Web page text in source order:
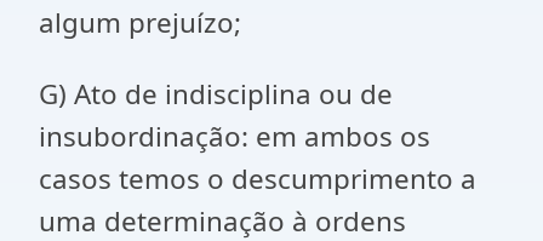
algum prejuízo;
G) Ato de indisciplina ou de
insubordinação: em ambos os
casos temos o descumprimento a
uma determinação à ordens